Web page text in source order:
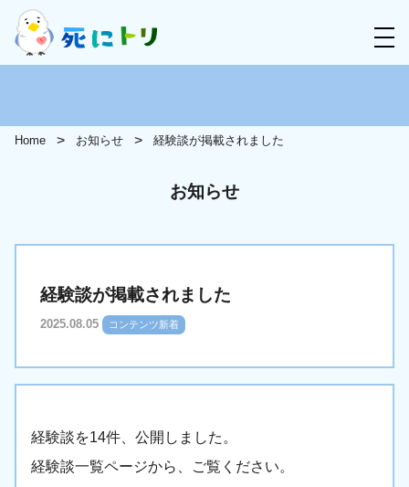
Home お知らせ 経験談が掲載されました
お知らせ
経験談が掲載されました
2025.08.05 コンテンツ新着
経験談を14件、公開しました。
経験談一覧ページから、ご覧ください。